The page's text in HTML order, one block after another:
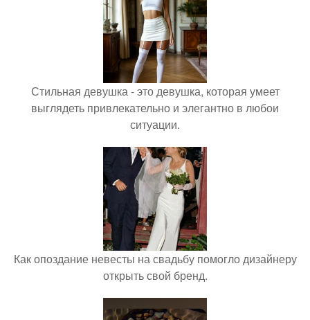
Стильная девушка - это девушка, которая умеет
выглядеть привлекательно и элегантно в любои
ситуации.
Как опоздание невесты на свадьбу помогло дизайнеру
открыть свой бренд.